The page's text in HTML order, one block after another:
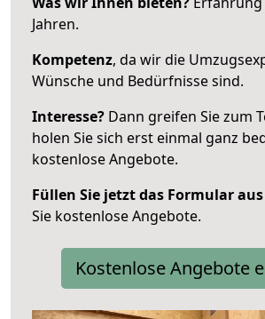
Jahren.
Kompetenz, da wir die
Wünsche und Bedürfnisse sind.
Interesse? Dann greifen Sie zum
holen Sie sich erst einmal ganz
kostenlose Angebote.
Füllen Sie jetzt das Formular aus
Sie kostenlose Angebote.
Kostenlose Angebote